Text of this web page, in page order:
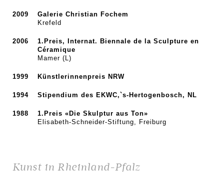
2009
Galerie Christian Fochem
Krefeld
2006
1.Preis, Internat. Biennale de la Sculpture en
Céramique
Mamer (L)
1999 Künstlerinnenpreis NRW
1994 Stipendium des EKWC,`s-Hertogenbosch, NL
1988
1.Preis «Die Skulptur aus Ton»
Elisabeth-Schneider-Stiftung, Freiburg
Kunst in Rheinland-Pfalz